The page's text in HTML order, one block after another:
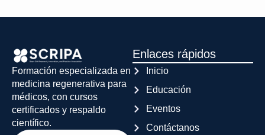
Formación especializada en
medicina regenerativa para
médicos, con cursos
certificados y respaldo
científico.
Enlaces rápidos
Inicio
Educación
Eventos
Contáctanos